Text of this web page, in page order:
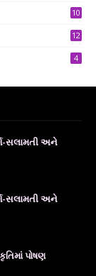
10
12
4
સલામતી અને
સલામતી અને
પોષણ